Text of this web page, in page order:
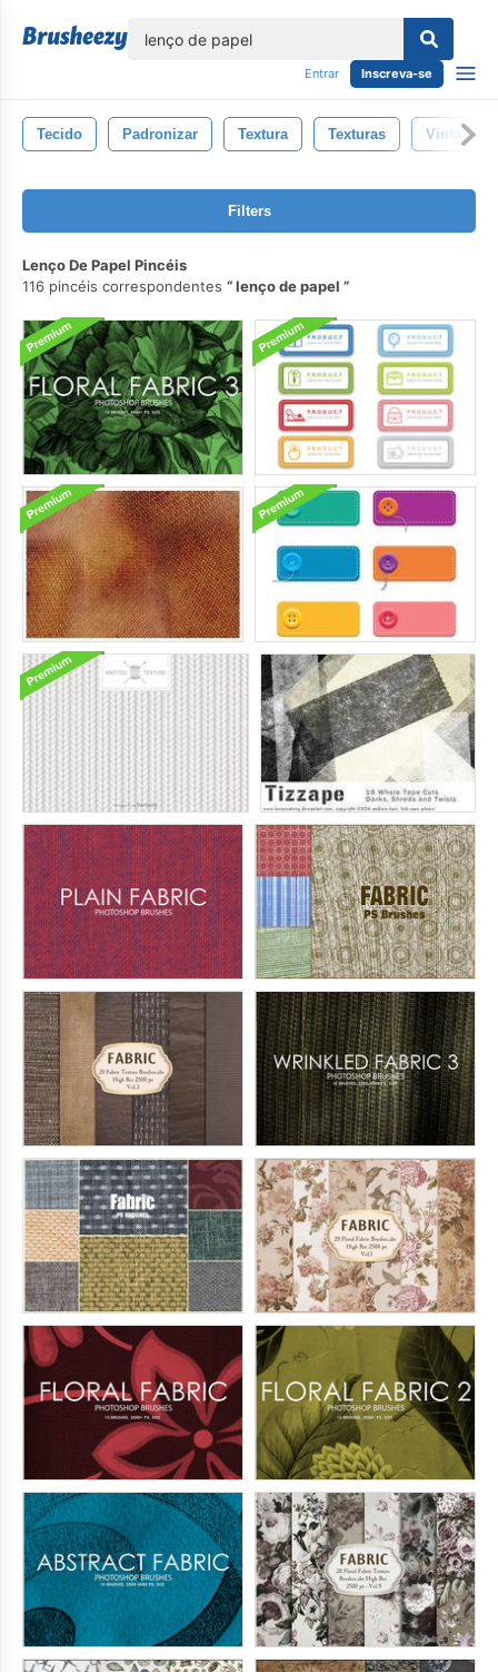
Entrar Inscreva-se
Tecido Padronizar Textura Texturas Vintage
Filters
Lenço De Papel Pincéis
116 pincéis correspondentes
lenço de papel